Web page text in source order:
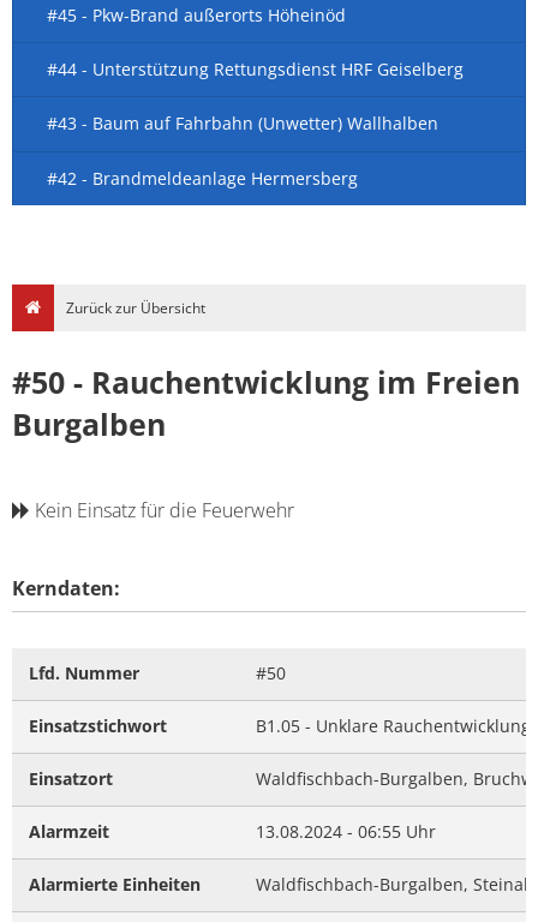
#45 - Pkw-Brand außerorts Höheinöd
#44 - Unterstützung Rettungsdienst HRF Geiselberg
#43 - Baum auf Fahrbahn (Unwetter) Wallhalben
#42 - Brandmeldeanlage Hermersberg
Zurück zur Übersicht
#50 - Rauchentwicklung im Freien
Burgalben
Kein Einsatz für die Feuerwehr
Kerndaten:
Lfd. Nummer #50
Einsatzstichwort B1.05 - Unklare Rauchentwicklung
Einsatzort Waldfischbach-Burgalben,
Alarmzeit 13.08.2024 - 06:55 Uhr
Alarmierte Einheiten Waldfischbach-Burgalben,